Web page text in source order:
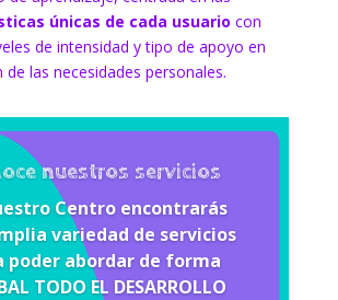
únicas de cada usuario con
de intensidad y tipo de apoyo en
de las necesidades personales.
nuestros servicios
Centro encontrarás
variedad de servicios
poder abordar de forma
TODO EL DESARROLLO